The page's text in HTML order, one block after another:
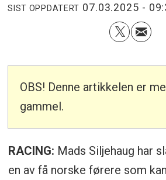
SIST OPPDATERT 07.03.2025 -
OBS! Denne artikkelen er
gammel.
RACING: Mads Siljehaug har
en av få norske førere som